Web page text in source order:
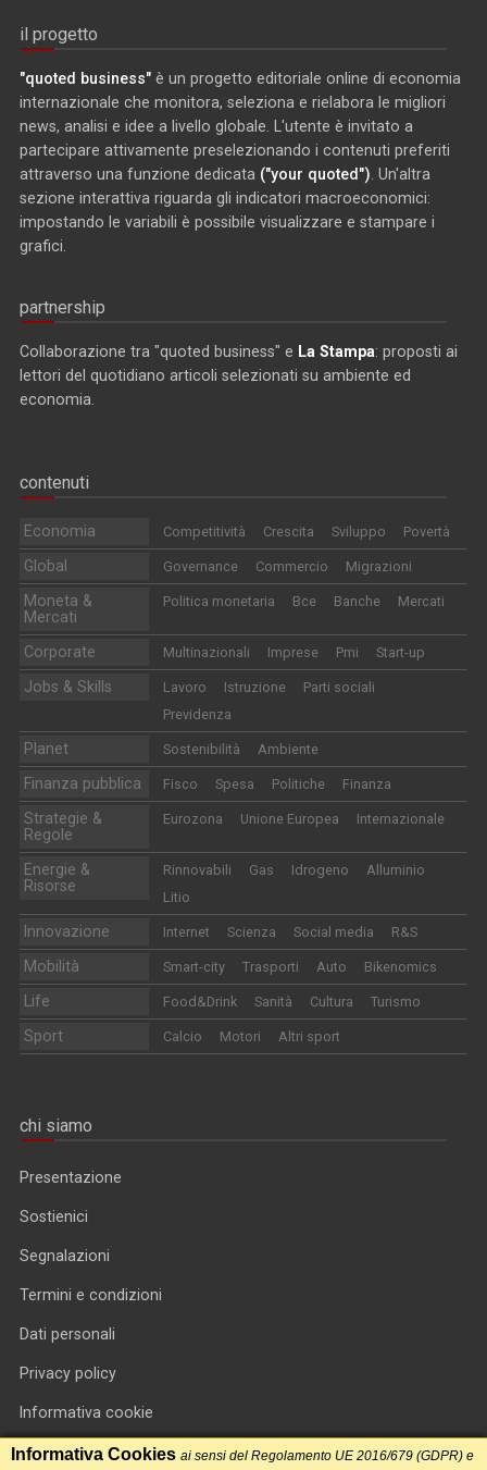
il progetto
"quoted business" è un progetto editoriale online di economia
internazionale che monitora, seleziona e rielabora le migliori
news, analisi e idee a livello globale. L'utente è invitato a
partecipare attivamente preselezionando i contenuti preferiti
attraverso una funzione dedicata ("your quoted") . Un'altra
sezione interattiva riguarda gli indicatori macroeconomici:
impostando le variabili è possibile visualizzare e stampare i
grafici.
partnership
Collaborazione tra "quoted business" e La Stampa: proposti ai
lettori del quotidiano articoli selezionati su ambiente ed
economia.
contenuti
Economia Competitività Crescita Sviluppo Povertà
Global Governance Commercio Migrazioni
Moneta &
Mercati
Politica monetaria Bce Banche Mercati
Corporate Multinazionali Imprese Pmi Start-up
Jobs & Skills Lavoro Istruzione
Parti sociali
Previdenza
Planet Sostenibilità Ambiente
Finanza pubblica Fisco Spesa Politiche Finanza
Strategie &
Regole
Eurozona Unione Europea Internazionale
Energie &
Risorse
Rinnovabili Gas Idrogeno
Alluminio
Litio
Innovazione Internet Scienza Social media R&S
Mobilità Smart-city Trasporti Auto Bikenomics
Life Food&Drink Sanità Cultura Turismo
Sport Calcio Motori Altri sport
chi siamo
Presentazione
Sostienici
Segnalazioni
Termini e condizioni
Dati personali
Privacy policy
Informativa cookie
RSS feed
Informativa Cookies ai sensi del Regolamento UE 2016/679 (GDPR) e